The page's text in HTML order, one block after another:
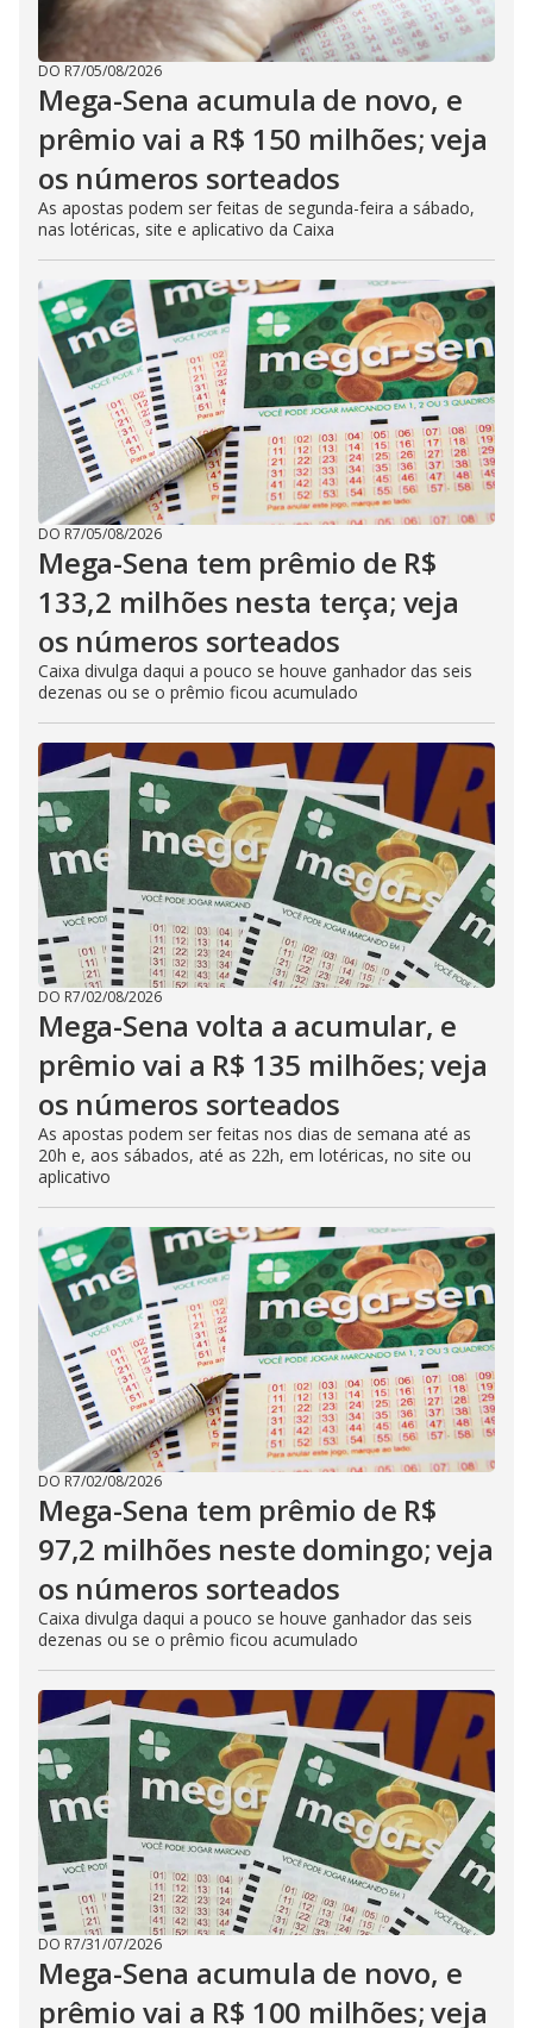
DO R7/05/08/2026
Mega-Sena acumula de novo, e
prêmio vai a R$ 150 milhões; veja
os números sorteados
As apostas podem ser feitas de segunda-feira a sábado,
nas lotéricas, site e aplicativo da Caixa
DO R7/05/08/2026
Mega-Sena tem prêmio de R$
133,2 milhões nesta terça; veja
os números sorteados
Caixa divulga daqui a pouco se houve ganhador das seis
dezenas ou se o prêmio ficou acumulado
DO R7/02/08/2026
Mega-Sena volta a acumular, e
prêmio vai a R$ 135 milhões; veja
os números sorteados
As apostas podem ser feitas nos dias de semana até as
20h e, aos sábados, até as 22h, em lotéricas, no site ou
aplicativo
DO R7/02/08/2026
Mega-Sena tem prêmio de R$
97,2 milhões neste domingo; veja
os números sorteados
Caixa divulga daqui a pouco se houve ganhador das seis
dezenas ou se o prêmio ficou acumulado
DO R7/31/07/2026
Mega-Sena acumula de novo, e
prêmio vai a R$ 100 milhões; veja